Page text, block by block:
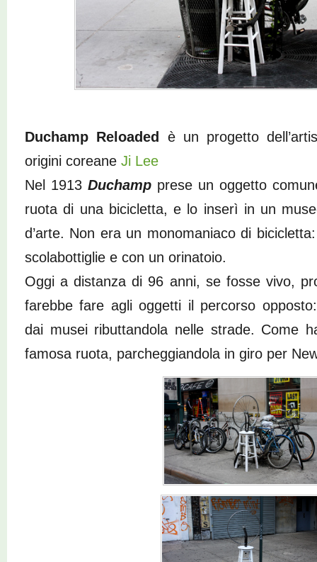
Duchamp Reloaded
è un progetto
origini coreane Ji Lee
Nel 1913 Duchamp prese un oggetto
ruota di una bicicletta, e lo inserì in un
d’arte. Non era un monomaniaco di
scolabottiglie e con un orinatoio.
Oggi a distanza di 96 anni, se fosse vivo,
farebbe fare agli oggetti il percorso
dai musei ributtandola nelle strade. Come
famosa ruota, parcheggiandola in giro per